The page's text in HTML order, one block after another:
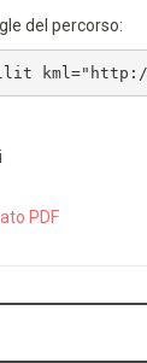
del percorso:
PDF